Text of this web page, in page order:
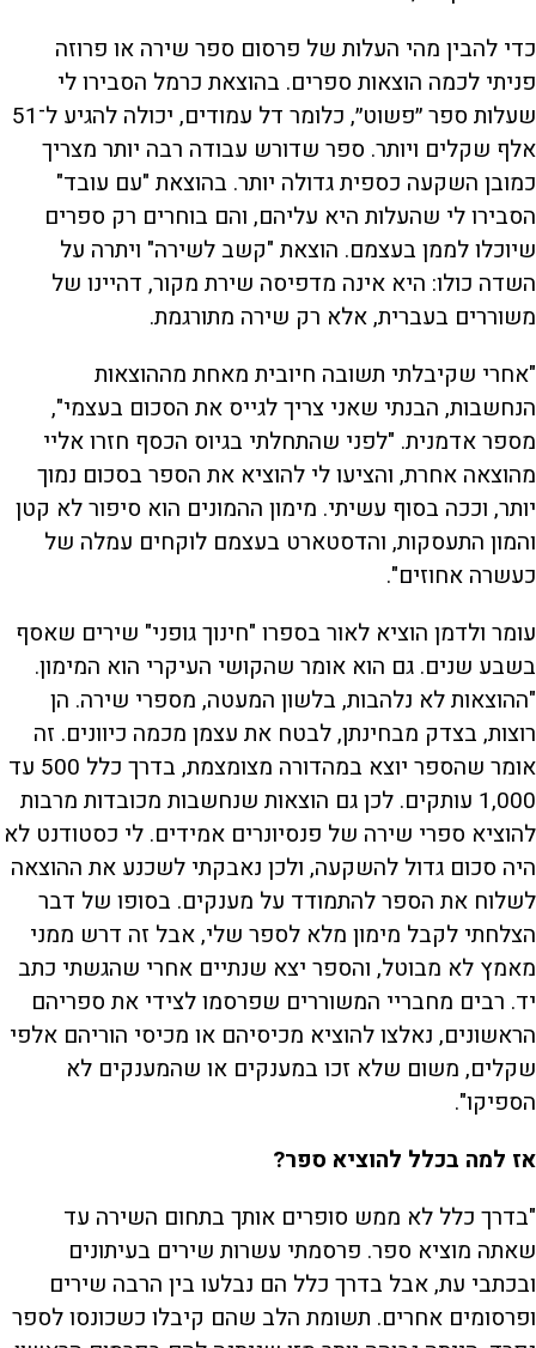
כדי להבין מהי העלות של פרסום ספר שירה או פרוזה
פניתי לכמה הוצאות ספרים. בהוצאת כרמל הסבירו לי
שעלות ספר ״פשוט״, כלומר דל עמודים, יכולה להגיע ל־51
אלף שקלים ויותר. ספר שדורש עבודה רבה יותר מצריך
כמובן השקעה כספית גדולה יותר. בהוצאת "עם עובד"
הסבירו לי שהעלות היא עליהם, והם בוחרים רק ספרים
שיוכלו לממן בעצמם. הוצאת "קשב לשירה" ויתרה על
השדה כולו: היא אינה מדפיסה שירת מקור, דהיינו של
משוררים בעברית, אלא רק שירה מתורגמת.
"אחרי שקיבלתי תשובה חיובית מאחת מההוצאות
הנחשבות, הבנתי שאני צריך לגייס את הסכום בעצמי",
מספר אדמנית. "לפני שהתחלתי בגיוס הכסף חזרו אליי
מהוצאה אחרת, והציעו לי להוציא את הספר בסכום נמוך
יותר, וככה בסוף עשיתי. מימון ההמונים הוא סיפור לא קטן
והמון התעסקות, והדסטארט בעצמם לוקחים עמלה של
כעשרה אחוזים".
עומר ולדמן הוציא לאור בספרו "חינוך גופני" שירים שאסף
בשבע שנים. גם הוא אומר שהקושי העיקרי הוא המימון.
"ההוצאות לא נלהבות, בלשון המעטה, מספרי שירה. הן
רוצות, בצדק מבחינתן, לבטח את עצמן מכמה כיוונים. זה
אומר שהספר יוצא במהדורה מצומצמת, בדרך כלל 500 עד
1,000 עותקים. לכן גם הוצאות שנחשבות מכובדות מרבות
להוציא ספרי שירה של פנסיונרים אמידים. לי כסטודנט לא
היה סכום גדול להשקעה, ולכן נאבקתי לשכנע את ההוצאה
לשלוח את הספר להתמודד על מענקים. בסופו של דבר
הצלחתי לקבל מימון מלא לספר שלי, אבל זה דרש ממני
מאמץ לא מבוטל, והספר יצא שנתיים אחרי שהגשתי כתב
יד. רבים מחבריי המשוררים שפרסמו לצידי את ספריהם
הראשונים, נאלצו להוציא מכיסיהם או מכיסי הוריהם אלפי
שקלים, משום שלא זכו במענקים או שהמענקים לא
הספיקו".
אז למה בכלל להוציא ספר?
"בדרך כלל לא ממש סופרים אותך בתחום השירה עד
שאתה מוציא ספר. פרסמתי עשרות שירים בעיתונים
ובכתבי עת, אבל בדרך כלל הם נבלעו בין הרבה שירים
ופרסומים אחרים. תשומת הלב שהם קיבלו כשכונסו לספר